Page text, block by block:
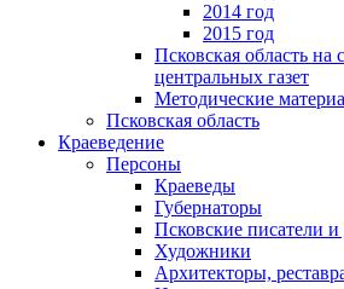
2014 год
2015 год
Псковская область на
центральных газет
Методические
Псковская область
Краеведение
Персоны
Краеведы
Губернаторы
Псковские писатели и
Художники
Архитекторы,